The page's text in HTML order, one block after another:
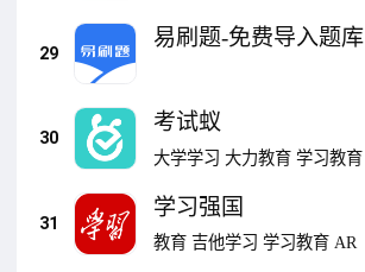
29
易刷题-免费导入题库
30
考试蚁
大学学习 大力教育 学习教育
31
学习强国
教育 吉他学习 学习教育 AR